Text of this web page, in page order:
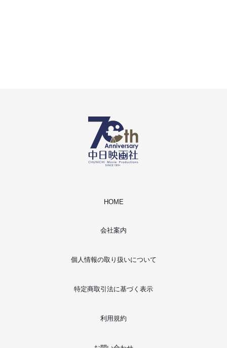
HOME
会社案内
個人情報の取り扱いについて
特定商取引法に基づく表示
利用規約